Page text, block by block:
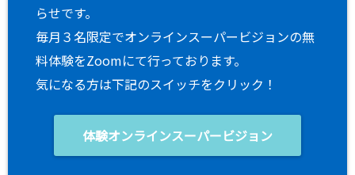
らせです。
毎月３名限定でオンラインスーパービジョンの無
料体験をZoomにて行っております。
気になる方は下記のスイッチをクリック！
体験オンラインスーパービジョン